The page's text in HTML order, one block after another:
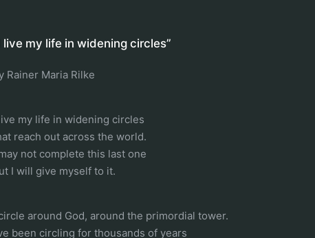
live my life in widening circles”
Rainer Maria Rilke
my life in widening circles
reach out across the world.
not complete this last one
I will give myself to it.
around God, around the primordial tower.
been circling for thousands of years